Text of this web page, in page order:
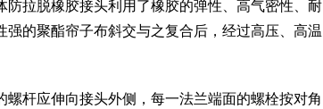
拉脱橡胶接头利用了橡胶的弹性、高气密性、耐
的聚酯帘子布斜交与之复合后，经过高压、高温
杆应伸向接头外侧，每一法兰端面的螺栓按对角